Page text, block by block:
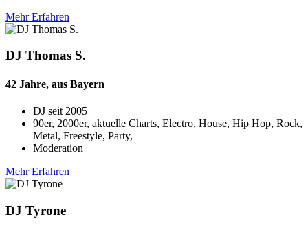
Mehr Erfahren
DJ Thomas S.
42 Jahre, aus Bayern
DJ seit 2005
90er, 2000er, aktuelle Charts, Electro, House, Hip Hop, Rock,
Metal, Freestyle, Party,
Moderation
Mehr Erfahren
DJ Tyrone